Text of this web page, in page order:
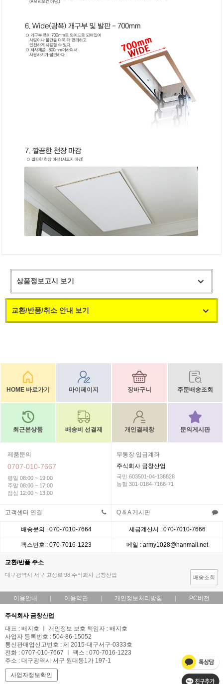
상품정보고시 보기
교환/반품/취소 안내 보기
HOME 바로가기 마이페이지 장바구니 주문배송조회
최근본상품 배송비 선결제 개인결제창 문의게시판
제품문의
0707-010-7667
평일 08:00 ~ 19:00
주말 08:00 ~ 17:00
점심 12:00 ~ 13:00
무통장 입금계좌
주식회사 금창산업
국민 603501-04-138828
농협 301-0184-7166-71
고객센터 연결 Q & A 게시판
배송문의 : 070-7010-7664 세금계산서 : 070-7010-7666
팩스번호 : 070-7016-1223 메일 : army1028@hanmail.net
교환/반품 주소
대구광역시 서구 고성로 98 주식회사 금창산업 배송조회
이용안내 이용약관 개인정보처리방침 PC버전
주식회사 금창산업
대표 : 배지호 ㅣ 개인정보 보호 책임자 : 배지호
사업자 등록번호 : 504-86-15052
통신판매업신고번호 : 제 2015-대구서구-0333호
전화 : 0707-010-7667 ㅣ 팩스 : 070-7016-1223
주소 : 대구광역시 서구 원대동1가 197-1
사업자정보확인